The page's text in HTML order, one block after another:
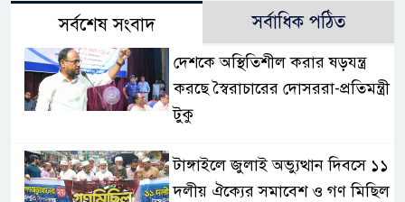
সর্বশেষ সংবাদ সর্বাধিক পঠিত
দেশকে অস্থিতিশীল করার ষড়যন্ত্র
করছে স্বৈরাচারের দোসররা-প্রতিমন্ত্রী
টুকু
টাঙ্গাইলে জুলাই অভ্যুত্থান দিবসে ১১
দলীয় ঐক্যের সমাবেশ ও গণ মিছিল